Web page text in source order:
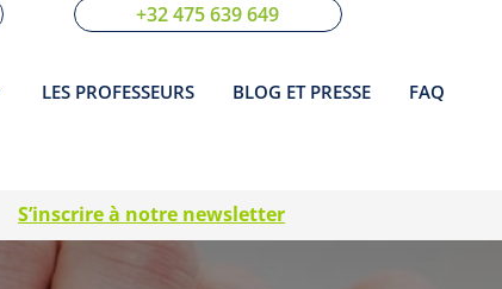
+32 475 639 649
LES PROFESSEURS BLOG ET PRESSE FAQ
S’inscrire à notre newsletter